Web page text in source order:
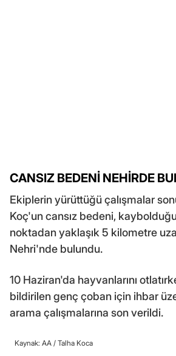
CANSIZ BEDENİ NEHİRDE
Ekiplerin yürüttüğü çalışmalar
Koç'un cansız bedeni,
noktadan yaklaşık 5 kilometre
Nehri'nde bulundu.
10 Haziran'da hayvanlarını
bildirilen genç çoban için ihbar
arama çalışmalarına son verildi.
Kaynak: AA / Talha Koca